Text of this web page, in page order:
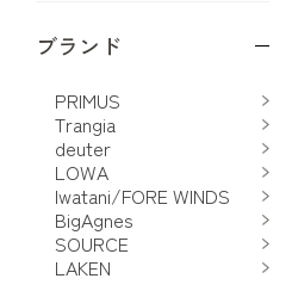
ブランド
PRIMUS
Trangia
deuter
LOWA
Iwatani/FORE WINDS
BigAgnes
SOURCE
LAKEN
並べ替え